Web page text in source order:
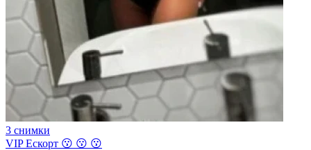
3 снимки
VIP Ескорт 😗 😗 😗